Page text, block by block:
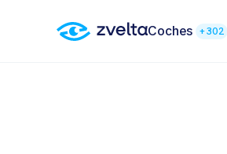
Coches +302